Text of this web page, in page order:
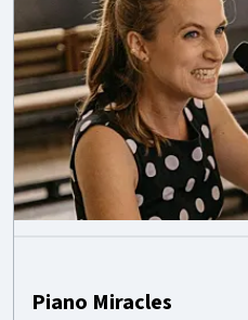
Piano Miracles